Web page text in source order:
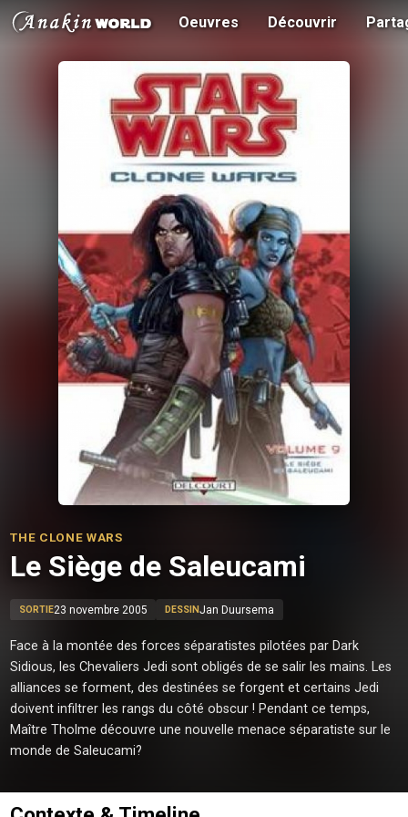
Oeuvres Découvrir
THE CLONE WARS
Le Siège de Saleucami
SORTIE23 novembre 2005 DESSINJan Duursema
Face à la montée des forces séparatistes pilotées par Dark
Sidious, les Chevaliers Jedi sont obligés de se salir les mains. Les
alliances se forment, des destinées se forgent et certains Jedi
doivent infiltrer les rangs du côté obscur ! Pendant ce temps,
Maître Tholme découvre une nouvelle menace séparatiste sur le
monde de Saleucami?